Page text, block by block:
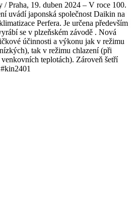
/ Praha, 19. duben 2024 – V roce 100.
uvádí japonská společnost Daikin na
Perfera. Je určena především
se v plzeňském závodě . Nová
účinnosti a výkonu jak v režimu
tak v režimu chlazení (při
teplotách). Zároveň šetří